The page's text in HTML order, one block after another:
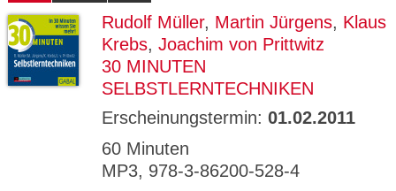
Rudolf Müller, Martin Jürgens, Klaus
Krebs, Joachim von Prittwitz
30 MINUTEN
SELBSTLERNTECHNIKEN
Erscheinungstermin: 01.02.2011
60 Minuten
MP3, 978-3-86200-528-4